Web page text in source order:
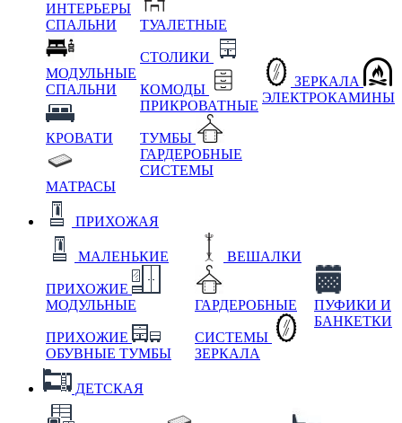
ИНТЕРЬЕРЫ
СПАЛЬНИ
МОДУЛЬНЫЕ
СПАЛЬНИ
КРОВАТИ
МАТРАСЫ
ТУАЛЕТНЫЕ
СТОЛИКИ
КОМОДЫ
ПРИКРОВАТНЫЕ
ТУМБЫ
ГАРДЕРОБНЫЕ
СИСТЕМЫ
ЗЕРКАЛА
ЭЛЕКТРОКАМИНЫ
ПРИХОЖАЯ
МАЛЕНЬКИЕ
ПРИХОЖИЕ
МОДУЛЬНЫЕ
ПРИХОЖИЕ
ОБУВНЫЕ ТУМБЫ
ВЕШАЛКИ
ГАРДЕРОБНЫЕ
СИСТЕМЫ
ЗЕРКАЛА
ПУФИКИ И
БАНКЕТКИ
ДЕТСКАЯ